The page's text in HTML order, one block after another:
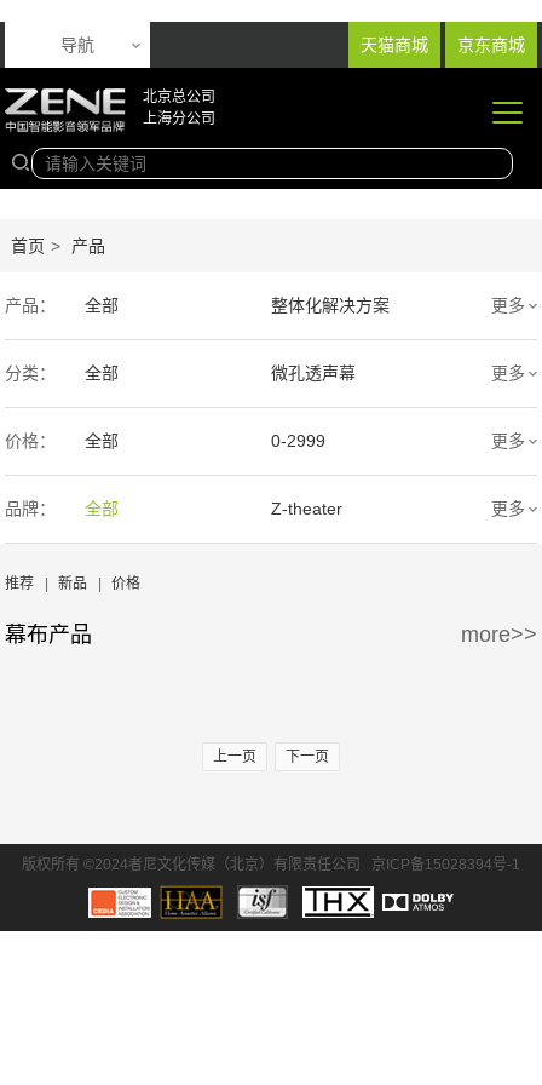
天猫商城 京东商城
导航
北京总公司
上海分公司
首页 > 产品
产品： 全部 整体化解决方案
音响产品 投影产品
专业扩声音箱 幕布产品
声学产品 智能产品
周边产品
更多
分类： 全部 微孔透声幕
编织透声幕 高清4K幕布
更多
价格： 全部 0-2999
3000-9999 1万-5万
5万-15万
30万-50万
更多
品牌： 全部 Z-theater
Screen Excellence
更多
推荐 | 新品 | 价格
幕布产品 more>>
上一页 下一页
版权所有 ©2024者尼文化传媒（北京）有限责任公司 京ICP备15028394号-1